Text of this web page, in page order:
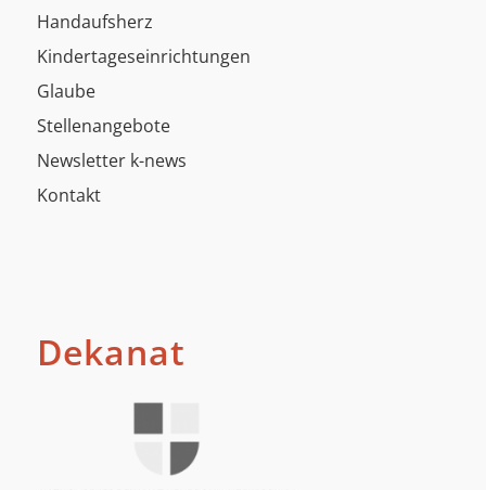
Handaufsherz
Kindertageseinrichtungen
Glaube
Stellenangebote
Newsletter k-news
Kontakt
Dekanat